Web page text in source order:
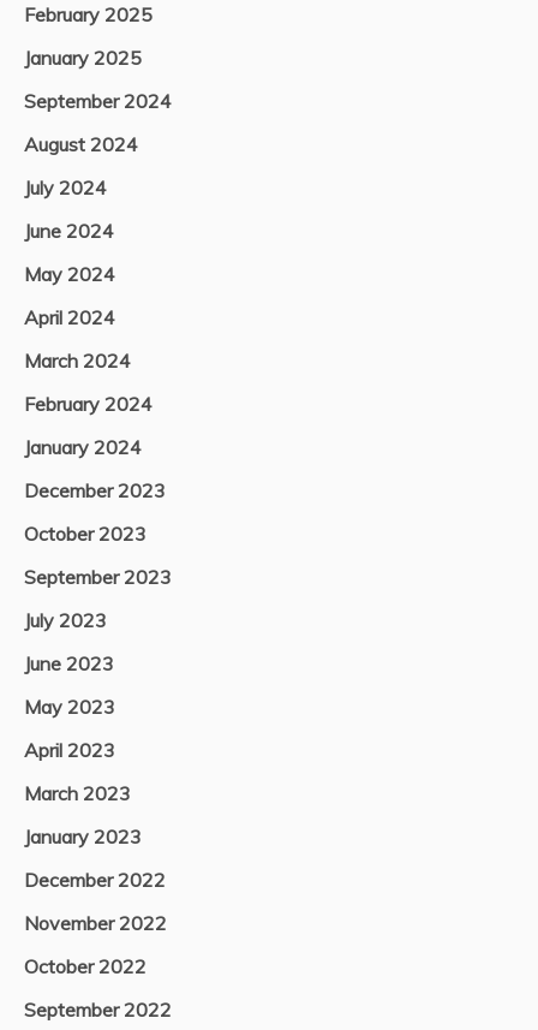
February 2025
January 2025
September 2024
August 2024
July 2024
June 2024
May 2024
April 2024
March 2024
February 2024
January 2024
December 2023
October 2023
September 2023
July 2023
June 2023
May 2023
April 2023
March 2023
January 2023
December 2022
November 2022
October 2022
September 2022